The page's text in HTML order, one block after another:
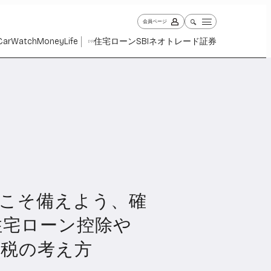
会員ページ
WatchMoneyLife PR住宅ローンSBIネオトレード証券
1027 Money1260 Life
そ備えよう、確
ローン控除や
の考え方